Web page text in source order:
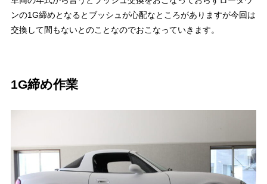
ンの1G締めとなるとブッシュが心配なところがありますが今回は
交換して間もないとのことなのでおこなっていきます。
1G締め作業